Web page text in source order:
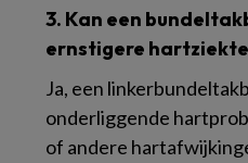
3. Kan een
ernstigere
Ja, een
onderliggende
of andere